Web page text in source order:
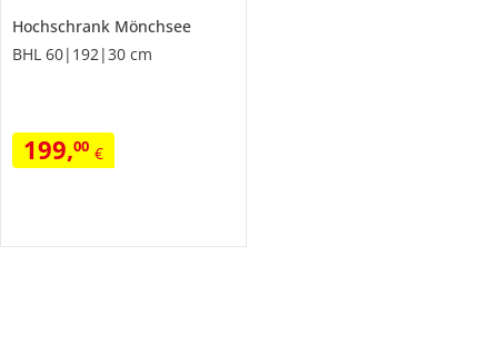
Hochschrank Mönchsee
BHL 60|192|30 cm
199,00 €